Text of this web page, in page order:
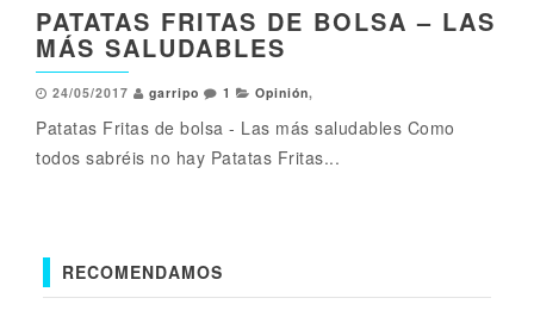
PATATAS FRITAS DE BOLSA – LAS
MÁS SALUDABLES
24/05/2017 garripo 1 Opinión,
Patatas Fritas de bolsa - Las más saludables Como
todos sabréis no hay Patatas Fritas...
RECOMENDAMOS